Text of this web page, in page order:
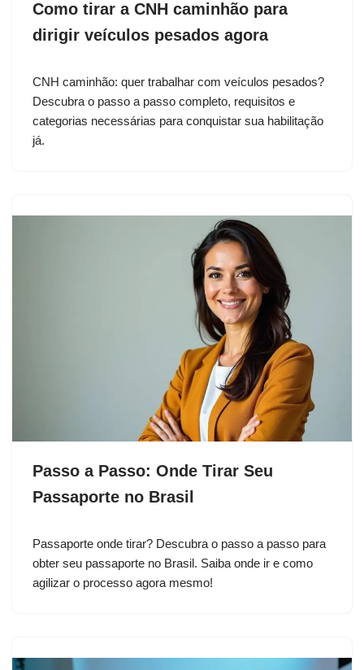
Como tirar a CNH caminhão para
dirigir veículos pesados agora
CNH caminhão: quer trabalhar com veículos pesados?
Descubra o passo a passo completo, requisitos e
categorias necessárias para conquistar sua habilitação
já.
Passo a Passo: Onde Tirar Seu
Passaporte no Brasil
Passaporte onde tirar? Descubra o passo a passo para
obter seu passaporte no Brasil. Saiba onde ir e como
agilizar o processo agora mesmo!